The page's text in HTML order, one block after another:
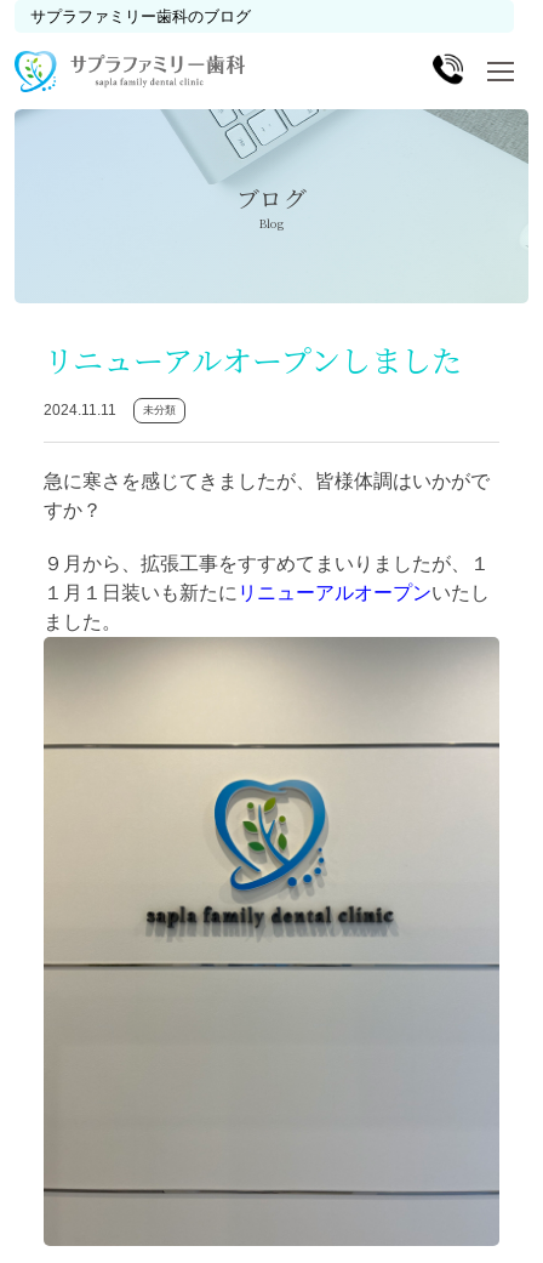
サプラファミリー歯科のブログ
ブログ
Blog
リニューアルオープンしました
2024.11.11 未分類
急に寒さを感じてきましたが、皆様体調はいかがで
すか？
９月から、拡張工事をすすめてまいりましたが、１
１月１日装いも新たに リニューアルオープンいたし
ました。